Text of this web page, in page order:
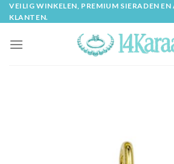
Skip
to
VEILIG WINKELEN, PREMIUM SIERADEN
KLANTEN.